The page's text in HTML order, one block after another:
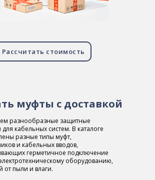
Рассчитать стоимость
муфты с доставкой
разнообразные защитные
кабельных систем. В каталоге
разные типы муфт,
и кабельных вводов,
герметичное подключение
оборудованию,
от пыли и влаги.